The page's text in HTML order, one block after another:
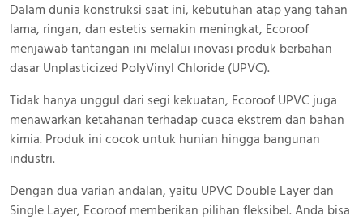
Dalam dunia konstruksi saat ini, kebutuhan atap yang tahan
lama, ringan, dan estetis semakin meningkat, Ecoroof
menjawab tantangan ini melalui inovasi produk berbahan
dasar Unplasticized PolyVinyl Chloride (UPVC).
Tidak hanya unggul dari segi kekuatan, Ecoroof UPVC juga
menawarkan ketahanan terhadap cuaca ekstrem dan bahan
kimia. Produk ini cocok untuk hunian hingga bangunan
industri.
Dengan dua varian andalan, yaitu UPVC Double Layer dan
Single Layer, Ecoroof memberikan pilihan fleksibel. Anda bisa